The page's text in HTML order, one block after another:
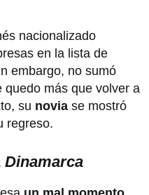
nacionalizado
en la lista de
embargo, no sumó
quedo más que volver a
su novia se mostró
regreso.